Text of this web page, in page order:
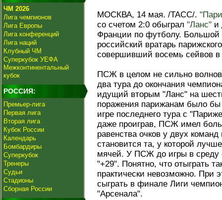
ЧМ 2026
Лига чемпионов
Лига Европы
Лига конференций
Лига наций
Клубный ЧМ
Суперкубок УЕФА
Межконтинентальный
кубок
РОССИЯ:
Премьер-лига
Первая лига
Вторая лига
Кубок России
Календарь
Бомбардиры
Суперкубок
Тренеры
Судьи
Стадионы
Сборная России
МОСКВА, 14 мая. /ТАСС/.
со счетом 2:0 обыграл "Ланс" и
Франции по футболу. Большой
российский вратарь
совершивший восемь сейвов в
ПСЖ в целом не сильно
два тура до окончания
идущий вторым "Ланс" на
поражения парижанам было бы
игре последнего тура с
даже проиграв, ПСЖ имел
равенства очков у двух
становится та, у которой
мячей. У ПСЖ до игры в среду
"+29". Понятно, что отыграть
практически невозможно.
сыграть в финале Лиги
"Арсенала".